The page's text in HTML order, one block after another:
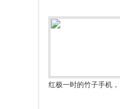
红极一时的竹子手机，